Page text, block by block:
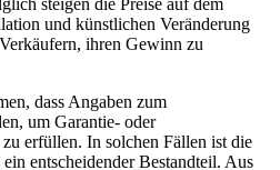
und künstlichen Veränderung
ihren Gewinn zu
dass Angaben zum
um Garantie- oder
erfüllen. In solchen Fällen ist die
entscheidender Bestandteil. Aus